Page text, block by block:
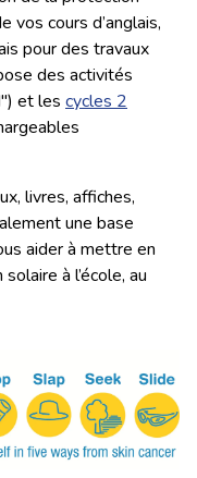
vos cours d’anglais,
pour des travaux
des activités
et les cycles 2
livres, affiches,
une base
aider à mettre en
à l’école, au